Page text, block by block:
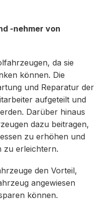
-nehmer von
da sie
können. Die
und Reparatur der
aufgeteilt und
Darüber hinaus
dazu beitragen,
zu erhöhen und
zu erleichtern.
den Vorteil,
angewiesen
können.